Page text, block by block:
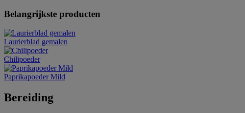
Belangrijkste producten
Laurierblad gemalen
Chilipoeder
Paprikapoeder Mild
Bereiding